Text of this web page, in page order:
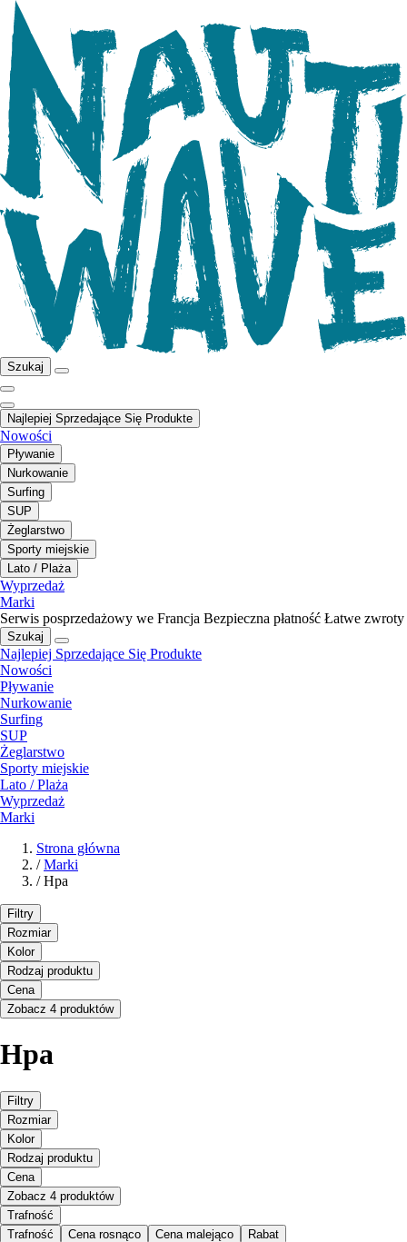
Szukaj
Najlepiej Sprzedające Się Produkte
Nowości
Pływanie
Nurkowanie
Surfing
SUP
Żeglarstwo
Sporty miejskie
Lato / Plaża
Wyprzedaż
Marki
Serwis posprzedażowy we Francja Bezpieczna płatność Łatwe zwroty
Szukaj
Najlepiej Sprzedające Się Produkte
Nowości
Pływanie
Nurkowanie
Surfing
SUP
Żeglarstwo
Sporty miejskie
Lato / Plaża
Wyprzedaż
Marki
Strona główna
/ Marki
/ Hpa
Filtry
Rozmiar
Kolor
Rodzaj produktu
Cena
Zobacz 4 produktów
Hpa
Filtry
Rozmiar
Kolor
Rodzaj produktu
Cena
Zobacz 4 produktów
Trafność
Trafność
Cena rosnąco Cena malejąco Rabat